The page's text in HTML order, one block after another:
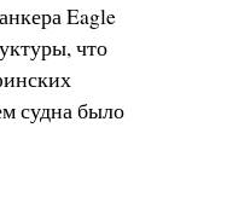
Eagle
что
судна было